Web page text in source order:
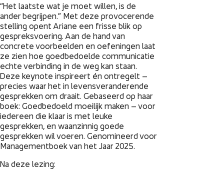
“Het laatste wat je moet willen, is de
ander begrijpen.” Met deze provocerende
stelling opent Ariane een frisse blik op
gespreksvoering. Aan de hand van
concrete voorbeelden en oefeningen laat
ze zien hoe goedbedoelde communicatie
echte verbinding in de weg kan staan.
Deze keynote inspireert én ontregelt –
precies waar het in levensveranderende
gesprekken om draait. Gebaseerd op haar
boek: Goedbedoeld moeilijk maken – voor
iedereen die klaar is met leuke
gesprekken, en waanzinnig goede
gesprekken wil voeren. Genomineerd voor
Managementboek van het Jaar 2025.
Na deze lezing: